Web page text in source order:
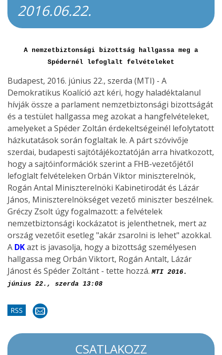
2016.06.22.
A nemzetbiztonsági bizottság hallgassa meg a
Spédernél lefoglalt felvételeket
Budapest, 2016. június 22., szerda (MTI) - A
Demokratikus Koalíció azt kéri, hogy haladéktalanul
hívják össze a parlament nemzetbiztonsági bizottságát
és a testület hallgassa meg azokat a hangfelvételeket,
amelyeket a Spéder Zoltán érdekeltségeinél lefolytatott
házkutatások során foglaltak le. A párt szóvivője
szerdai, budapesti sajtótájékoztatóján arra hivatkozott,
hogy a sajtóinformációk szerint a FHB-vezetőjétől
lefoglalt felvételeken Orbán Viktor miniszterelnök,
Rogán Antal Miniszterelnöki Kabinetirodát és Lázár
János, Miniszterelnökséget vezető miniszter beszélnek.
Gréczy Zsolt úgy fogalmazott: a felvételek
nemzetbiztonsági kockázatot is jelenthetnek, mert az
ország vezetőit esetleg "akár zsarolni is lehet" azokkal.
A DKazt is javasolja, hogy a bizottság személyesen
hallgassa meg Orbán Viktort, Rogán Antalt, Lázár
Jánost és Spéder Zoltánt - tette hozzá. MTI 2016.
június 22., szerda 13:08
RSS
CSATLAKOZZ